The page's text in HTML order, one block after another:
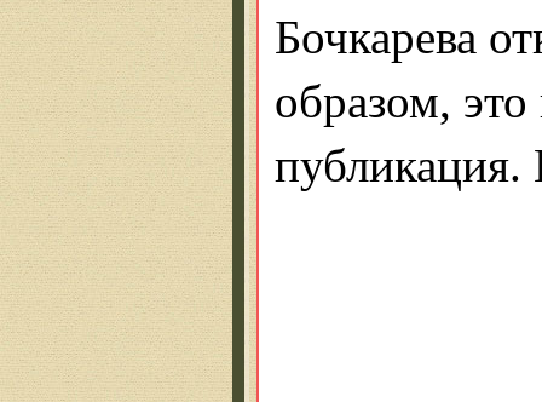
Бочкарева
образом,
публикация.